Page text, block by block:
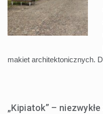
makiet architektonicznych.
„Kipiatok” –